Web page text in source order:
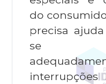
do
precisa
se